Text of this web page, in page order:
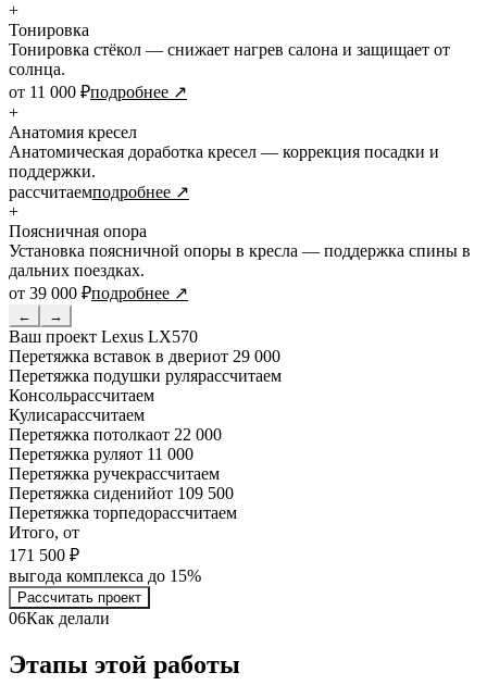
+
Тонировка
Тонировка стёкол — снижает нагрев салона и защищает от
солнца.
от 11 000 ₽подробнее ↗
+
Анатомия кресел
Анатомическая доработка кресел — коррекция посадки и
поддержки.
рассчитаемподробнее ↗
+
Поясничная опора
Установка поясничной опоры в кресла — поддержка спины в
дальних поездках.
от 39 000 ₽подробнее ↗
← →
Ваш проект Lexus LX570
Перетяжка вставок в двериот 29 000
Перетяжка подушки рулярассчитаем
Консольрассчитаем
Кулисарассчитаем
Перетяжка потолкаот 22 000
Перетяжка руляот 11 000
Перетяжка ручекрассчитаем
Перетяжка сиденийот 109 500
Перетяжка торпедорассчитаем
Итого, от
171 500 ₽
выгода комплекса до 15%
Рассчитать проект
06Как делали
Этапы этой работы